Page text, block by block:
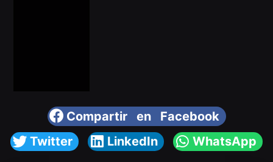
Compartir en Facebook
Twitter
LinkedIn WhatsApp